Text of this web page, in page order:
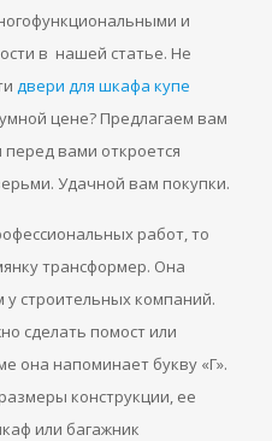
и
в нашей статье. Не
двери для шкафа купе
цене? Предлагаем вам
перед вами откроется
Удачной вам покупки.
работ, то
трансформер. Она
у строительных компаний.
сделать помост или
она напоминает букву «Г».
конструкции, ее
или багажник